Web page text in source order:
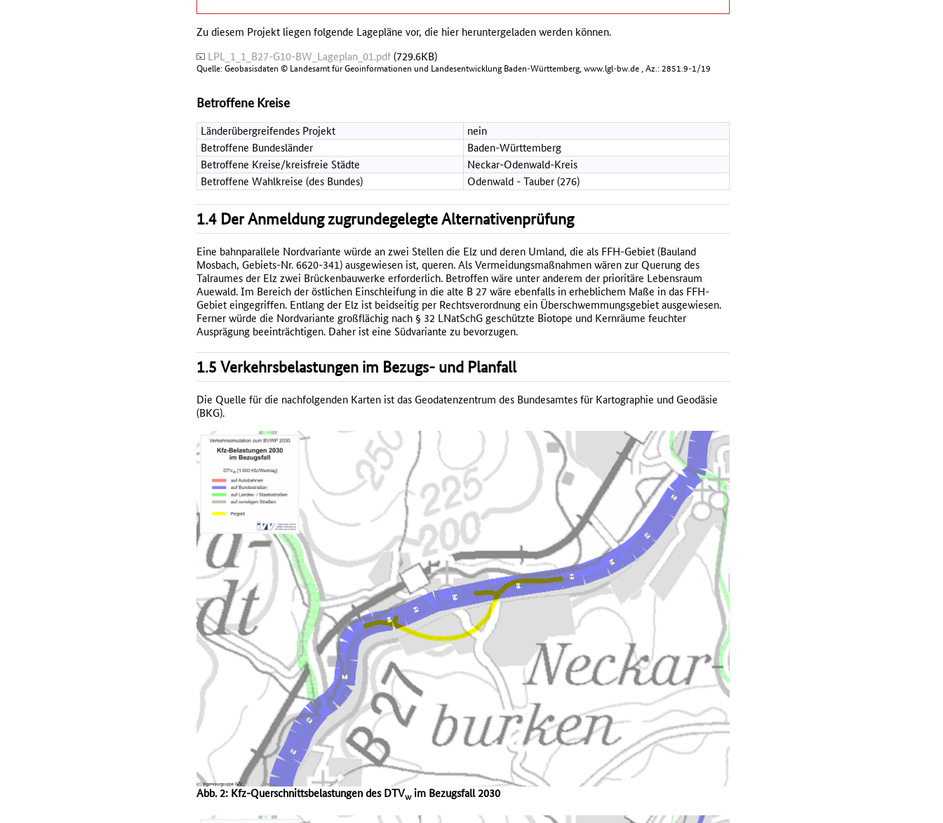
Zu diesem Projekt liegen folgende Lagepläne vor, die hier heruntergeladen werden können.
LPL_1_1_B27-G10-BW_Lageplan_01.pdf (729.6KB)
Quelle: Geobasisdaten © Landesamt für Geoinformationen und Landesentwicklung Baden-Württemberg, www.lgl-bw.de , Az.: 2851.9-1/19
Betroffene Kreise
Länderübergreifendes Projekt
nein
Betroffene Bundesländer
Baden-Württemberg
Betroffene Kreise/kreisfreie Städte
Neckar-Odenwald-Kreis
Betroffene Wahlkreise (des Bundes)
Odenwald - Tauber (276)
1.4 Der Anmeldung zugrundegelegte Alternativenprüfung
Eine bahnparallele Nordvariante würde an zwei Stellen die Elz und deren Umland, die als FFH-Gebiet (Bauland
Mosbach, Gebiets-Nr. 6620-341) ausgewiesen ist, queren. Als Vermeidungsmaßnahmen wären zur Querung des
Talraumes der Elz zwei Brückenbauwerke erforderlich. Betroffen wäre unter anderem der prioritäre Lebensraum
Auewald. Im Bereich der östlichen Einschleifung in die alte B 27 wäre ebenfalls in erheblichem Maße in das FFH-
Gebiet eingegriffen. Entlang der Elz ist beidseitig per Rechtsverordnung ein Überschwemmungsgebiet ausgewiesen.
Ferner würde die Nordvariante großflächig nach § 32 LNatSchG geschützte Biotope und Kernräume feuchter
Ausprägung beeinträchtigen. Daher ist eine Südvariante zu bevorzugen.
1.5 Verkehrsbelastungen im Bezugs- und Planfall
Die Quelle für die nachfolgenden Karten ist das Geodatenzentrum des Bundesamtes für Kartographie und Geodäsie
(BKG).
Abb. 2: Kfz-Querschnittsbelastungen des DTVwim Bezugsfall 2030